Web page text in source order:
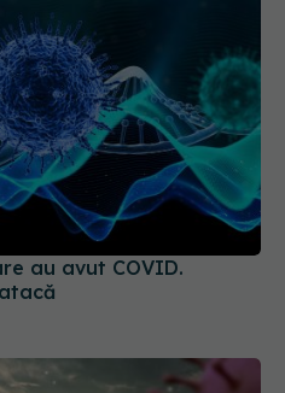
au avut COVID.